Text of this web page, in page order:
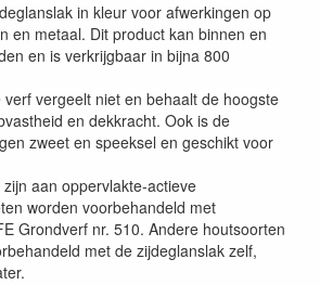
in kleur voor afwerkingen op
en metaal. Dit product kan binnen en
en is verkrijgbaar in bijna 800
vergeelt niet en behaalt de hoogste
en dekkracht. Ook is de
zweet en speeksel en geschikt voor
aan oppervlakte-actieve
worden voorbehandeld met
Grondverf nr. 510. Andere houtsoorten
met de zijdeglanslak zelf,